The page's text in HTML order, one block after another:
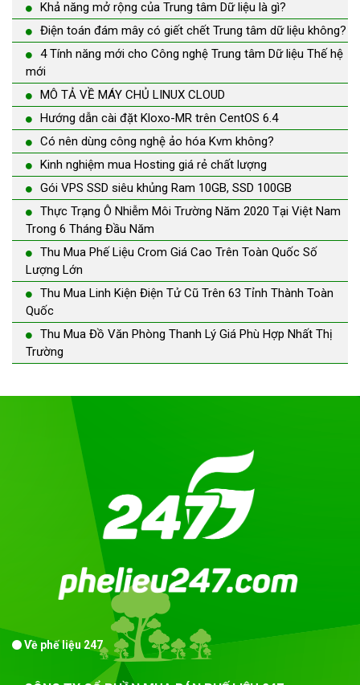
Khả năng mở rộng của Trung tâm Dữ liệu là gì?
Điện toán đám mây có giết chết Trung tâm dữ liệu không?
4 Tính năng mới cho Công nghệ Trung tâm Dữ liệu Thế hệ
mới
MÔ TẢ VỀ MÁY CHỦ LINUX CLOUD
Hướng dẫn cài đặt Kloxo-MR trên CentOS 6.4
Có nên dùng công nghệ ảo hóa Kvm không?
Kinh nghiệm mua Hosting giá rẻ chất lượng
Gói VPS SSD siêu khủng Ram 10GB, SSD 100GB
Thực Trạng Ô Nhiễm Môi Trường Năm 2020 Tại Việt Nam
Trong 6 Tháng Đầu Năm
Thu Mua Phế Liệu Crom Giá Cao Trên Toàn Quốc Số
Lượng Lớn
Thu Mua Linh Kiện Điện Tử Cũ Trên 63 Tỉnh Thành Toàn
Quốc
Thu Mua Đồ Văn Phòng Thanh Lý Giá Phù Hợp Nhất Thị
Trường
Về phế liệu 247